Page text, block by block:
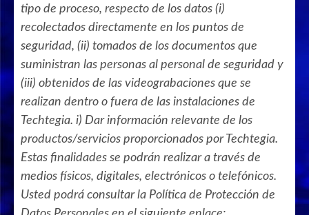
tipo de proceso, respecto de los datos (i)
recolectados directamente en los puntos de
seguridad, (ii) tomados de los documentos que
suministran las personas al personal de seguridad y
(iii) obtenidos de las videograbaciones que se
realizan dentro o fuera de las instalaciones de
Techtegia. i) Dar información relevante de los
productos/servicios proporcionados por Techtegia.
Estas finalidades se podrán realizar a través de
medios físicos, digitales, electrónicos o telefónicos.
Usted podrá consultar la Política de Protección de